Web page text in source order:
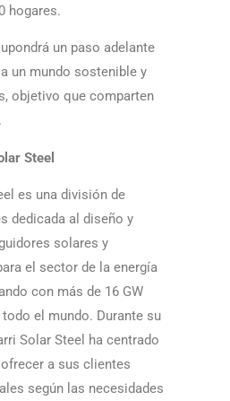
hogares.
un paso adelante
un mundo sostenible y
objetivo que comparten
Steel
es una división de
dedicada al diseño y
solares y
el sector de la energí­a
con más de 16 GW
el mundo. Durante su
Solar Steel ha centrado
a sus clientes
según las necesidades